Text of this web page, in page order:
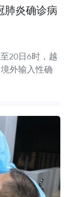
肺炎确诊病
20日6时，越
外输入性确